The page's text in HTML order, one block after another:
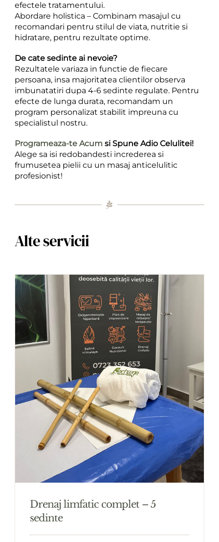
efectele tratamentului.
Abordare holistica – Combinam masajul cu
recomandari pentru stilul de viata, nutritie si
hidratare, pentru rezultate optime.
De cate sedinte ai nevoie?
Rezultatele variaza in functie de fiecare
persoana, insa majoritatea clientilor observa
imbunatatiri dupa 4-6 sedinte regulate. Pentru
efecte de lunga durata, recomandam un
program personalizat stabilit impreuna cu
specialistul nostru.
Programeaza-te Acum si Spune Adio Celulitei!
Alege sa isi redobandesti increderea si
frumusetea pielii cu un masaj anticelulitic
profesionist!
Alte servicii
Drenaj limfatic complet – 5
sedinte